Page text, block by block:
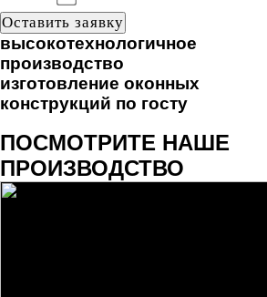
высокотехнологичное
производство
изготовление оконных
конструкций по госту
ПОСМОТРИТЕ НАШЕ
ПРОИЗВОДСТВО